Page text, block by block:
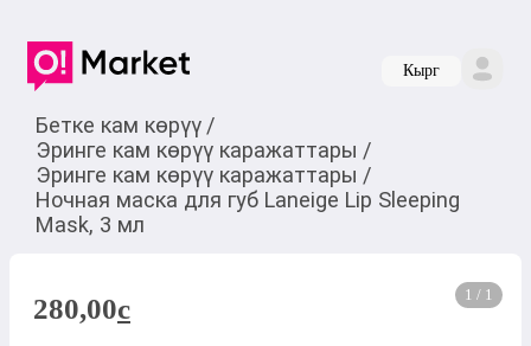
Кырг
Бетке кам көрүү /
Эринге кам көрүү каражаттары /
Эринге кам көрүү каражаттары /
Ночная маска для губ Laneige Lip Sleeping
Mask, 3 мл
1 / 1
280,00c